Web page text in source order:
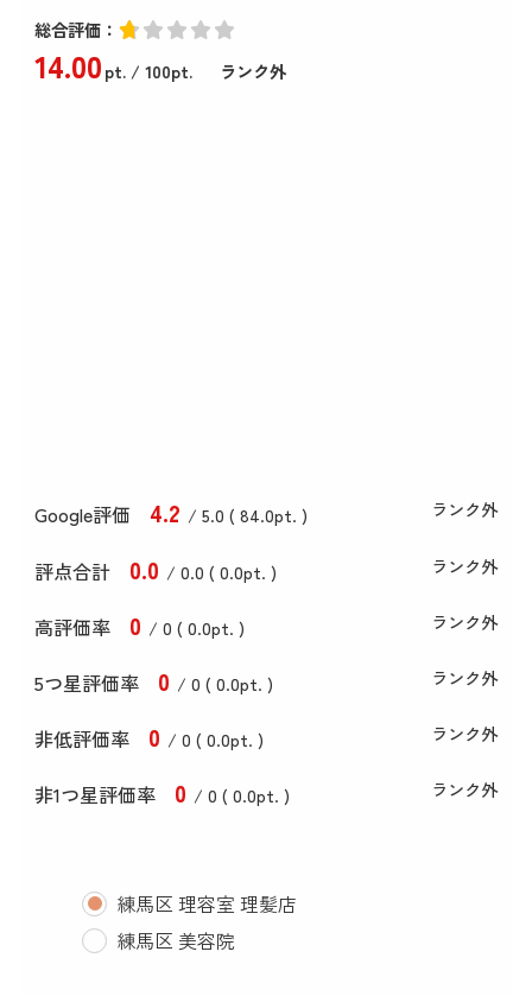
総合評価：
14.00pt./ 100pt. ランク外
Google評価 4.2 / 5.0 ( 84.0pt. ) ランク外
評点合計 0.0 / 0.0 ( 0.0pt. ) ランク外
高評価率 0 / 0 ( 0.0pt. ) ランク外
5つ星評価率 0 / 0 ( 0.0pt. ) ランク外
非低評価率 0 / 0 ( 0.0pt. ) ランク外
非1つ星評価率 0 / 0 ( 0.0pt. ) ランク外
練馬区 理容室 理髪店
練馬区 美容院